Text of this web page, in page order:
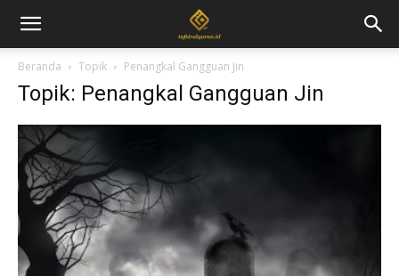
Beranda Topik Penangkal Gangguan Jin
Topik: Penangkal Gangguan Jin